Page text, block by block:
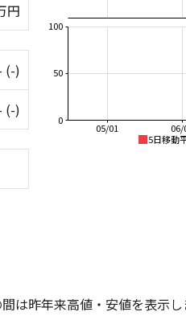
円
(-)
(-)
5日移動
06/
05/01
0
50
100
は昨年来高値・安値を表示